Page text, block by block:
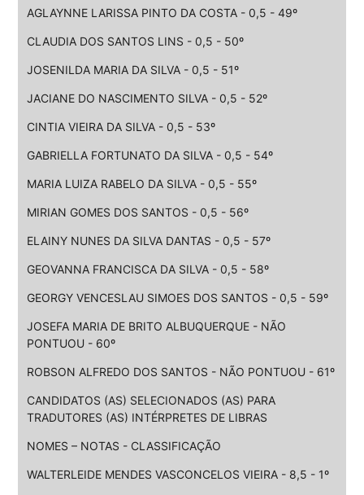
AGLAYNNE LARISSA PINTO DA COSTA - 0,5 - 49º
CLAUDIA DOS SANTOS LINS - 0,5 - 50º
JOSENILDA MARIA DA SILVA - 0,5 - 51º
JACIANE DO NASCIMENTO SILVA - 0,5 - 52º
CINTIA VIEIRA DA SILVA - 0,5 - 53º
GABRIELLA FORTUNATO DA SILVA - 0,5 - 54º
MARIA LUIZA RABELO DA SILVA - 0,5 - 55º
MIRIAN GOMES DOS SANTOS - 0,5 - 56º
ELAINY NUNES DA SILVA DANTAS - 0,5 - 57º
GEOVANNA FRANCISCA DA SILVA - 0,5 - 58º
GEORGY VENCESLAU SIMOES DOS SANTOS - 0,5 - 59º
JOSEFA MARIA DE BRITO ALBUQUERQUE - NÃO
PONTUOU - 60º
ROBSON ALFREDO DOS SANTOS - NÃO PONTUOU - 61º
CANDIDATOS (AS) SELECIONADOS (AS) PARA
TRADUTORES (AS) INTÉRPRETES DE LIBRAS
NOMES – NOTAS - CLASSIFICAÇÃO
WALTERLEIDE MENDES VASCONCELOS VIEIRA - 8,5 - 1º